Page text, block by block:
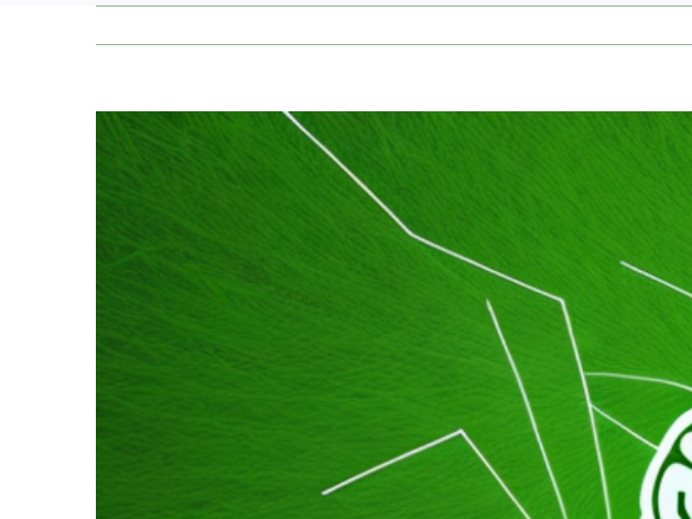
Zeige
grösseres